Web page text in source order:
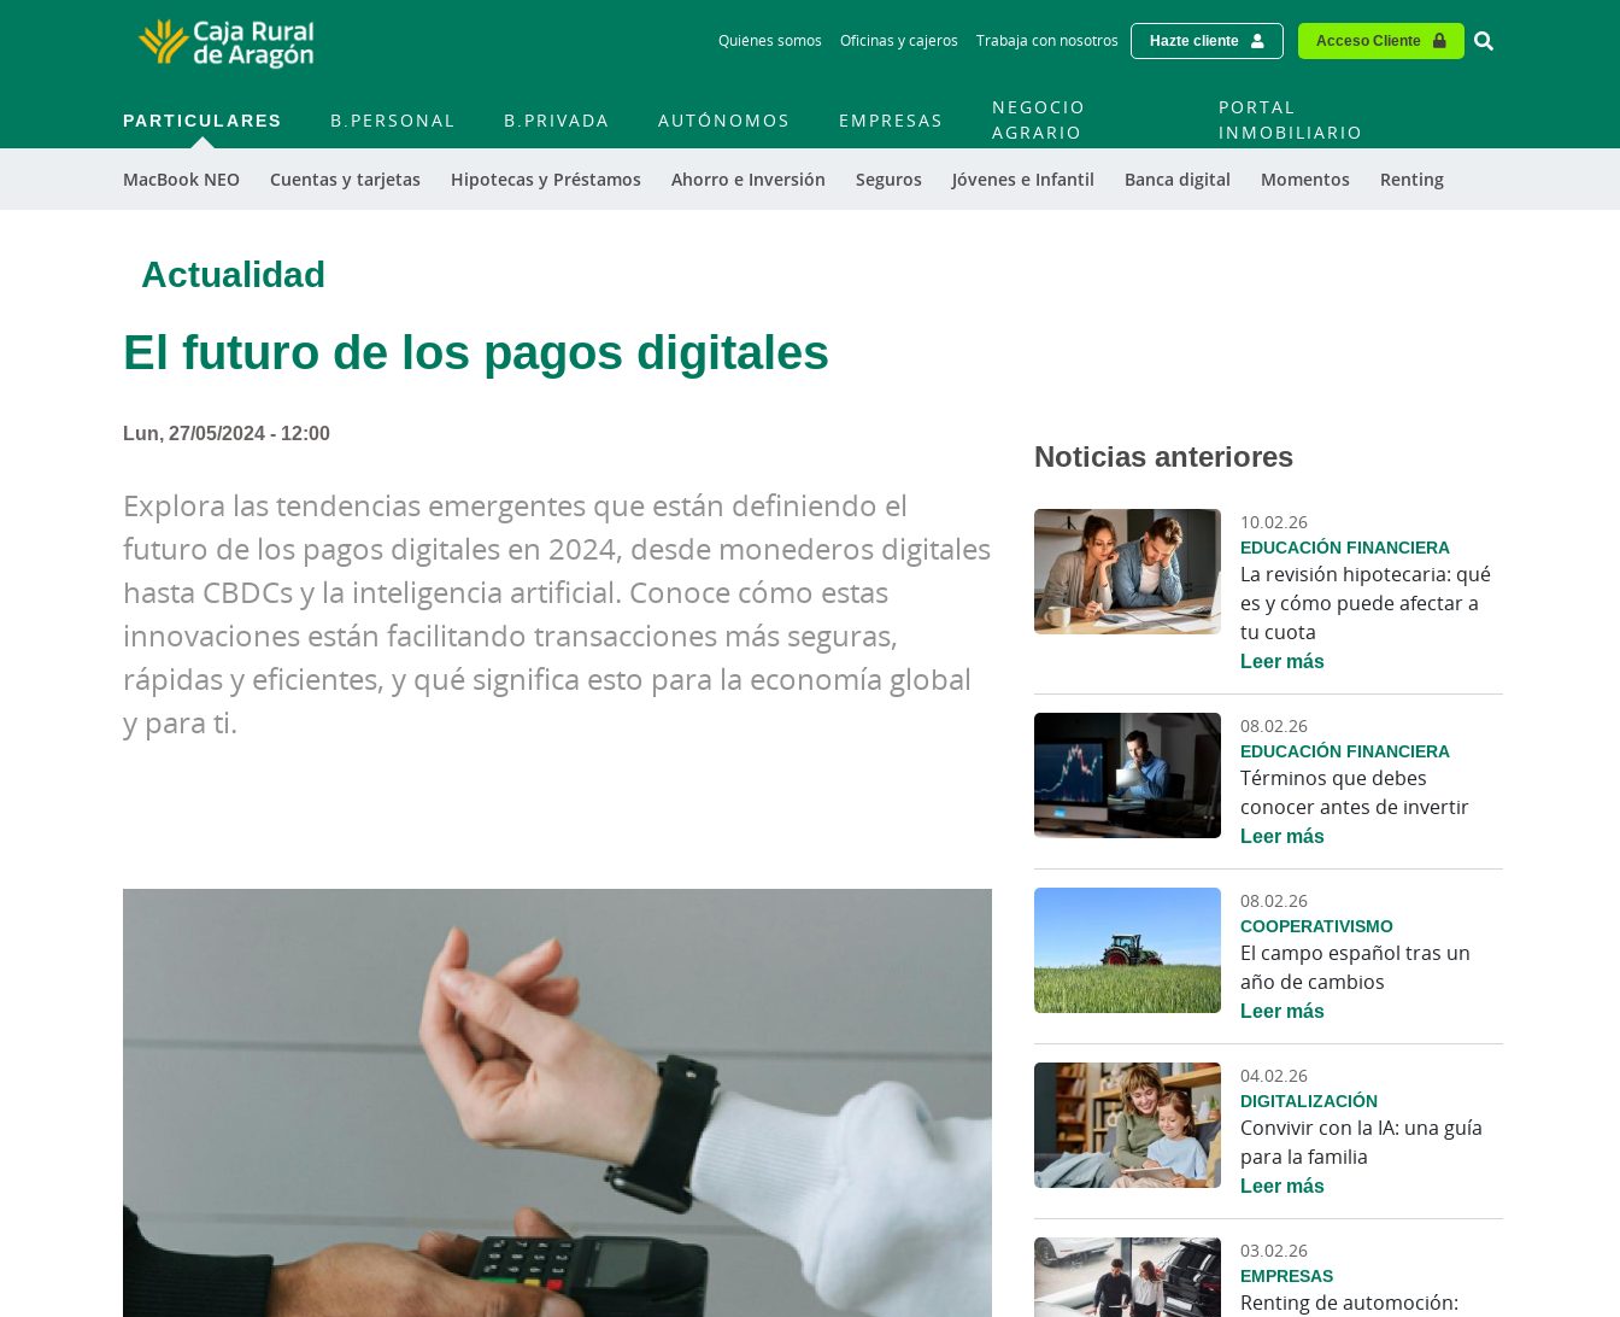
to
Quiénes somos Oficinas y cajeros Trabaja con nosotros Hazte cliente Acceso Cliente Vinculo -
PARTICULARES
MacBook NEO Cuentas y tarjetas Hipotecas y Préstamos Ahorro e Inversión Seguros Jóvenes e Infantil Banca digital Momentos Renting
B.PERSONAL B.PRIVADA AUTÓNOMOS EMPRESAS
NEGOCIO
AGRARIO
PORTAL
INMOBILIARIO
Actualidad
El futuro de los pagos digitales
Lun, 27/05/2024 - 12:00
Explora las tendencias emergentes que están definiendo el
futuro de los pagos digitales en 2024, desde monederos digitales
hasta CBDCs y la inteligencia artificial. Conoce cómo estas
innovaciones están facilitando transacciones más seguras,
rápidas y eficientes, y qué significa esto para la economía global
y para ti.
Noticias anteriores
10.02.26
EDUCACIÓN FINANCIERA
La revisión hipotecaria: qué
es y cómo puede afectar a
tu cuota
Leer más
08.02.26
EDUCACIÓN FINANCIERA
Términos que debes
conocer antes de invertir
Leer más
08.02.26
COOPERATIVISMO
El campo español tras un
año de cambios
Leer más
04.02.26
DIGITALIZACIÓN
Convivir con la IA: una guía
para la familia
Leer más
03.02.26
EMPRESAS
Renting de automoción: